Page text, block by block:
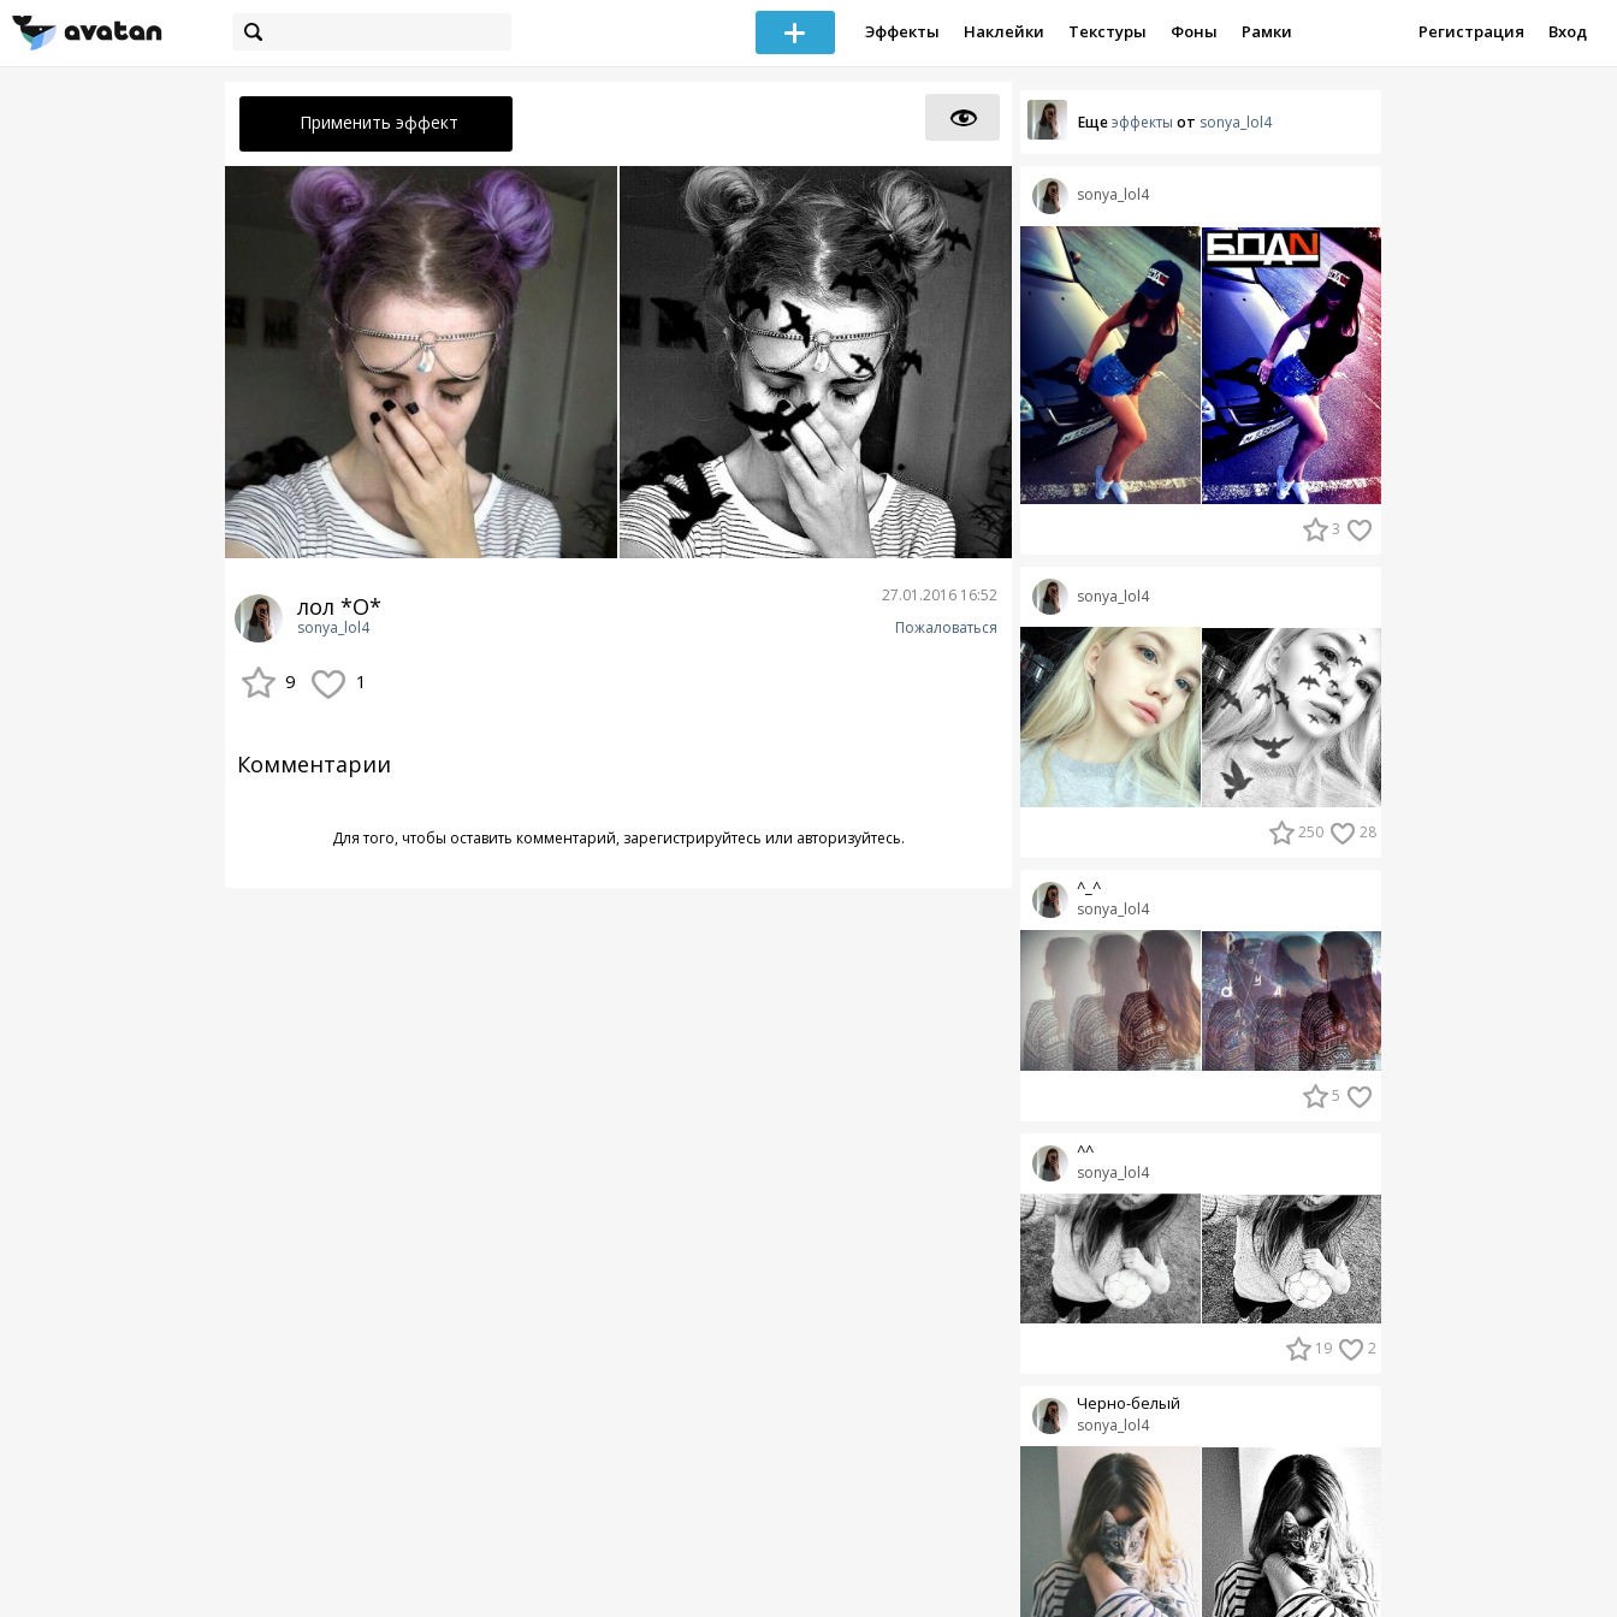
Эффекты Наклейки Текстуры Фоны Рамки Регистрация Вход
Применить эффект
лол *О*
sonya_lol4
27.01.2016 16:52
Пожаловаться
9 1
Комментарии
Для того, чтобы оставить комментарий, зарегистрируйтесь или авторизуйтесь.
Ещеэффекты от sonya_lol4
sonya_lol4
3
sonya_lol4
250 28
sonya_lol4
^_^
5
sonya_lol4
^^
19 2
sonya_lol4
Черно-белый